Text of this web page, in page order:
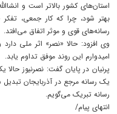
استان‌های کشور بالاتر است و
بهتر شود، چرا که کار جمعی،
رسانه‌های قوی و موثر اتفاق می‌افتد.
وی افزود: حالا «نصر» اثر ملی
امیدوارم این روند موفق تداوم یابد.
پرنیان در پایان گفت: نصرنیوز
یک رسانه مرجع در آذربایجان
رسانه تبریک می‌گویم.
انتهای پیام/